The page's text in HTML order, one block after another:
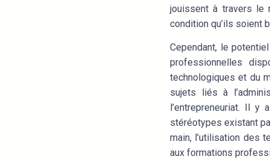
jouissent à travers le
condition qu’ils soient
Cependant, le
professionnelles
technologiques et du
sujets liés à
l’entrepreneuriat. Il y
stéréotypes existant
main, l’utilisation des
aux formations